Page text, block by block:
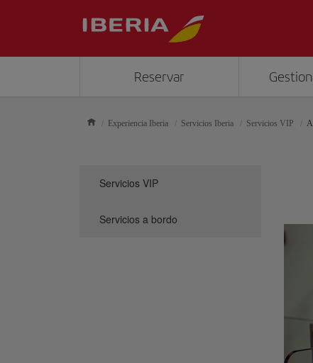
Reservar
Experiencia Iberia Servicios Iberia Servicios VIP
Servicios VIP
Servicios a bordo